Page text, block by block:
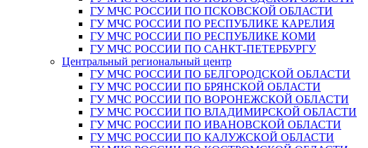
ГУ МЧС РОССИИ ПО ПСКОВСКОЙ ОБЛАСТИ
ГУ МЧС РОССИИ ПО РЕСПУБЛИКЕ КАРЕЛИЯ
ГУ МЧС РОССИИ ПО РЕСПУБЛИКЕ КОМИ
ГУ МЧС РОССИИ ПО САНКТ-ПЕТЕРБУРГУ
Центральный региональный центр
ГУ МЧС РОССИИ ПО БЕЛГОРОДСКОЙ ОБЛАСТИ
ГУ МЧС РОССИИ ПО БРЯНСКОЙ ОБЛАСТИ
ГУ МЧС РОССИИ ПО ВОРОНЕЖСКОЙ ОБЛАСТИ
ГУ МЧС РОССИИ ПО ВЛАДИМИРСКОЙ ОБЛАСТИ
ГУ МЧС РОССИИ ПО ИВАНОВСКОЙ ОБЛАСТИ
ГУ МЧС РОССИИ ПО КАЛУЖСКОЙ ОБЛАСТИ